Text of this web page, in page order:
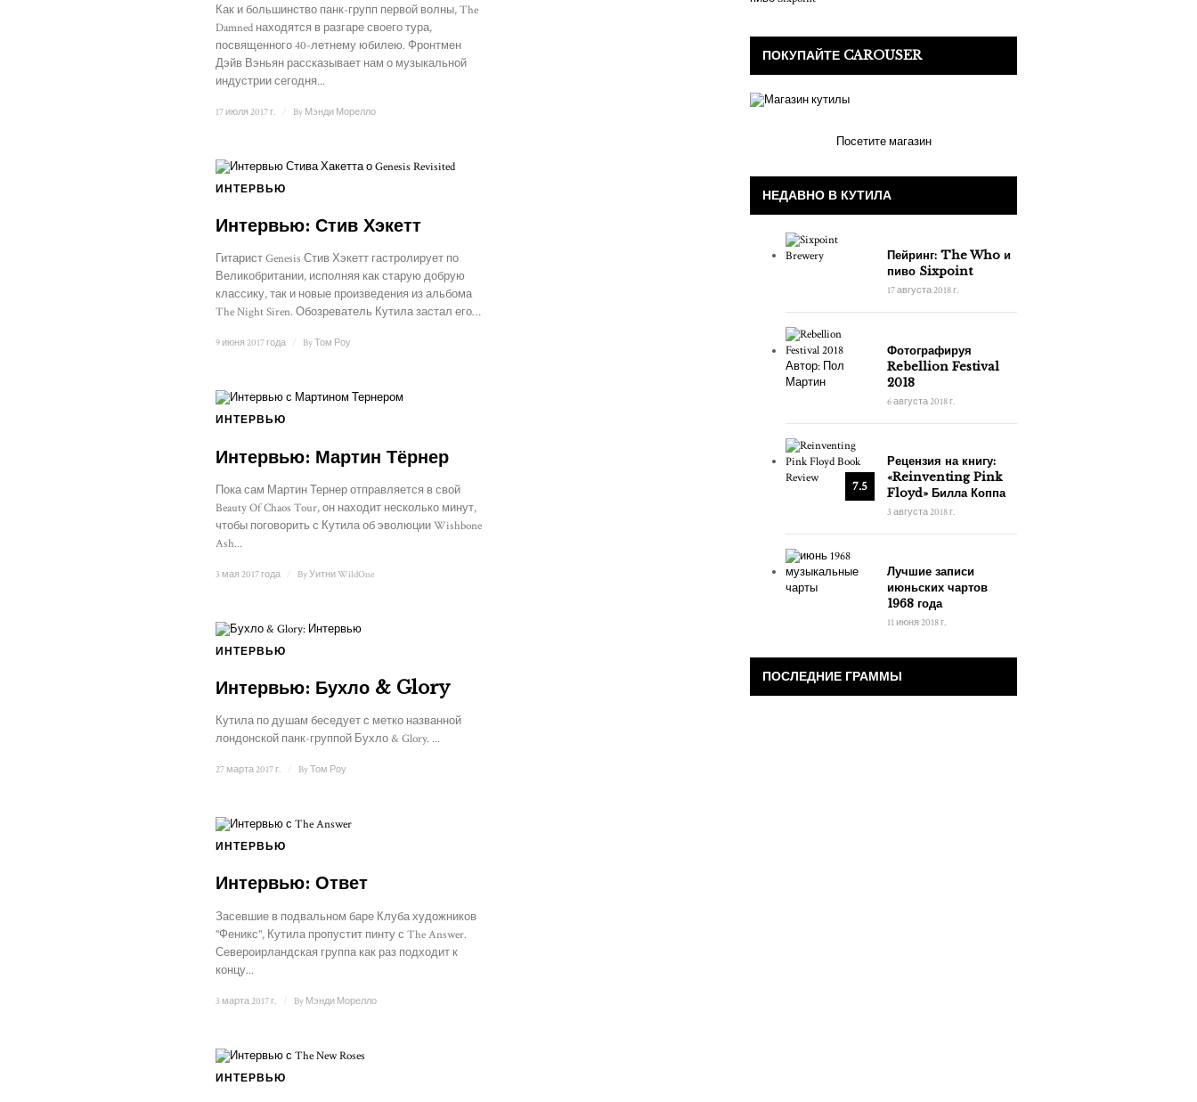
Как и большинство панк-групп первой волны, The
Damned находятся в разгаре своего тура,
посвященного 40-летнему юбилею. Фронтмен
Дэйв Вэньян рассказывает нам о музыкальной
индустрии сегодня...
17 июля 2017 г. By Мэнди Морелло
ИНТЕРВЬЮ
Интервью: Стив Хэкетт
Гитарист Genesis Стив Хэкетт гастролирует по
Великобритании, исполняя как старую добрую
классику, так и новые произведения из альбома
The Night Siren. Обозреватель Кутила застал его…
9 июня 2017 года ByТом Роу
ИНТЕРВЬЮ
Интервью: Мартин Тёрнер
Пока сам Мартин Тернер отправляется в свой
Beauty Of Chaos Tour, он находит несколько минут,
чтобы поговорить с Кутила об эволюции Wishbone
Ash...
3 мая 2017 года ByУитни WildOne
ИНТЕРВЬЮ
Интервью: Бухло & Glory
Кутила по душам беседует с метко названной
лондонской панк-группой Бухло & Glory. ...
27 марта 2017 г. ByТом Роу
ИНТЕРВЬЮ
Интервью: Ответ
Засевшие в подвальном баре Клуба художников
"Феникс", Кутила пропустит пинту с The Answer.
Североирландская группа как раз подходит к
концу...
3 марта 2017 г. By Мэнди Морелло
ИНТЕРВЬЮ
ПОКУПАЙТЕ CAROUSER
Посетите магазин
НЕДАВНО В КУТИЛА
Пейринг: The Who и
пиво Sixpoint
17 августа 2018 г.
Фотографируя
Rebellion Festival
2018
6 августа 2018 г.
7.5
Рецензия на книгу:
«Reinventing Pink
Floyd» Билла Коппа
3 августа 2018 г.
Лучшие записи
июньских чартов
1968 года
11 июня 2018 г.
ПОСЛЕДНИЕ ГРАММЫ